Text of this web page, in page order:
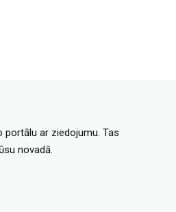
ar ziedojumu. Tas
novadā.